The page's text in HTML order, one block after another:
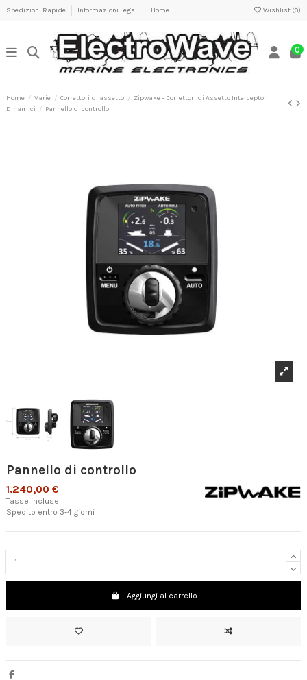
Spedizioni Rapide Informazioni Legali Home Wishlist (0)
0
Home Varie Correttori di assetto
Zipwake – Correttori di Assetto Interceptor
Dinamici
Pannello di controllo
Pannello di controllo
1.240,00 €
Tasse incluse
Spedito entro 3-4 giorni
Aggiungi al carrello